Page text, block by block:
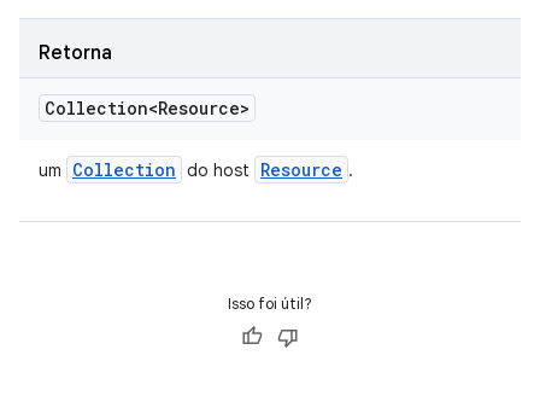
Retorna
Collection<Resource>
um Collection do host Resource .
Isso foi útil?